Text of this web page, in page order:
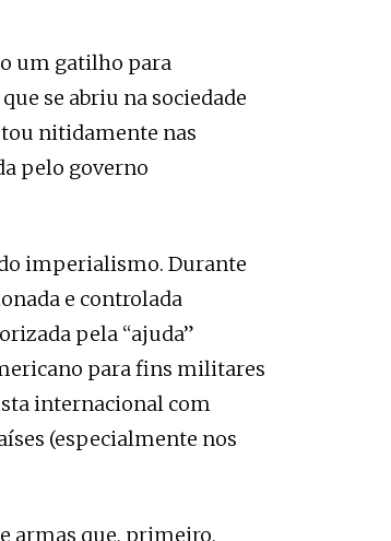
um gatilho para
se abriu na sociedade
nitidamente nas
pelo governo
imperialismo. Durante
e controlada
pela “ajuda”
para fins militares
internacional com
(especialmente nos
armas que, primeiro,